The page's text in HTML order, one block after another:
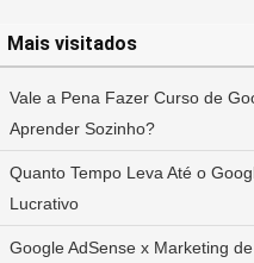
Mais visitados
Vale a Pena Fazer Curso de
Aprender Sozinho?
Quanto Tempo Leva Até o
Lucrativo
Google AdSense x Marketing